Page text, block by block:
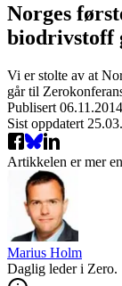
Norges
biodrivstoff
Vi er stolte av at
går til
Publisert
Sist oppdatert
Artikkelen er mer
Marius Holm
Daglig leder i Zero.